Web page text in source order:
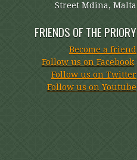
Street Mdina, Malta
FRIENDS OF THE PRIORY
Become a friend
Follow us on Facebook
Follow us on Twitter
Follow us on Youtube